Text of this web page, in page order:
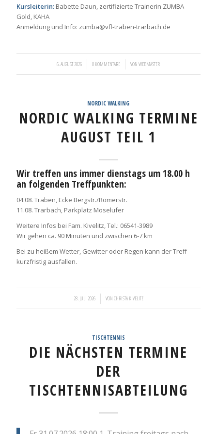
Kursleiterin:Babette Daun, zertifizierte Trainerin ZUMBA
Gold, KAHA
Anmeldung und Info: zumba@vfl-traben-trarbach.de
6. AUGUST 2026
/ 0 KOMMENTARE
/ VONWEBMASTER
NORDIC WALKING
NORDIC WALKING TERMINE
AUGUST TEIL 1
Wir treffen uns immer dienstags um 18.00 h
an folgenden Treffpunkten:
04.08. Traben, Ecke Bergstr./Römerstr.
11.08. Trarbach, Parkplatz Moselufer
Weitere Infos bei Fam. Kivelitz, Tel.: 06541-3989
Wir gehen ca. 90 Minuten und zwischen 6-7 km
Bei zu heißem Wetter, Gewitter oder Regen kann der Treff
kurzfristig ausfallen.
28. JULI 2026 VON CHRISTA KIVELITZ
TISCHTENNIS
DIE NÄCHSTEN TERMINE
DER
TISCHTENNISABTEILUNG